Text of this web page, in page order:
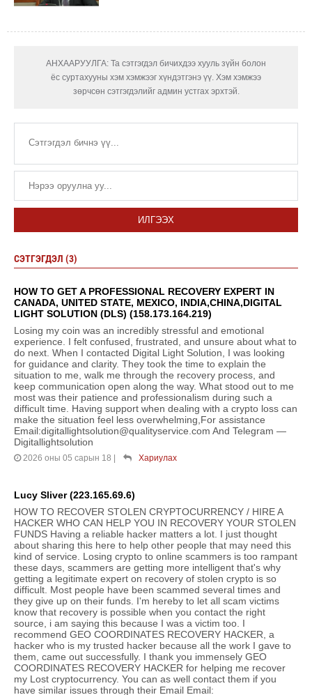
АНХААРУУЛГА: Та сэтгэгдэл бичихдээ хууль зүйн болон
ёс суртахууны хэм хэмжээг хүндэтгэнэ үү. Хэм хэмжээ
зөрчсөн сэтгэгдэлийг админ устгах эрхтэй.
ИЛГЭЭХ
СЭТГЭГДЭЛ (3)
HOW TO GET A PROFESSIONAL RECOVERY EXPERT IN
CANADA, UNITED STATE, MEXICO, INDIA,CHINA,DIGITAL
LIGHT SOLUTION (DLS) (158.173.164.219)
Losing my coin was an incredibly stressful and emotional
experience. I felt confused, frustrated, and unsure about what to
do next. When I contacted Digital Light Solution, I was looking
for guidance and clarity. They took the time to explain the
situation to me, walk me through the recovery process, and
keep communication open along the way. What stood out to me
most was their patience and professionalism during such a
difficult time. Having support when dealing with a crypto loss can
make the situation feel less overwhelming,For assistance
Email:digitallightsolution@qualityservice.com And Telegram —
Digitallightsolution
2026 оны 05 сарын 18 | Хариулах
Lucy Sliver (223.165.69.6)
HOW TO RECOVER STOLEN CRYPTOCURRENCY / HIRE A
HACKER WHO CAN HELP YOU IN RECOVERY YOUR STOLEN
FUNDS Having a reliable hacker matters a lot. I just thought
about sharing this here to help other people that may need this
kind of service. Losing crypto to online scammers is too rampant
these days, scammers are getting more intelligent that's why
getting a legitimate expert on recovery of stolen crypto is so
difficult. Most people have been scammed several times and
they give up on their funds. I'm hereby to let all scam victims
know that recovery is possible when you contact the right
source, i am saying this because I was a victim too. I
recommend GEO COORDINATES RECOVERY HACKER, a
hacker who is my trusted hacker because all the work I gave to
them, came out successfully. I thank you immensely GEO
COORDINATES RECOVERY HACKER for helping me recover
my Lost cryptocurrency. You can as well contact them if you
have similar issues through their Email Email: